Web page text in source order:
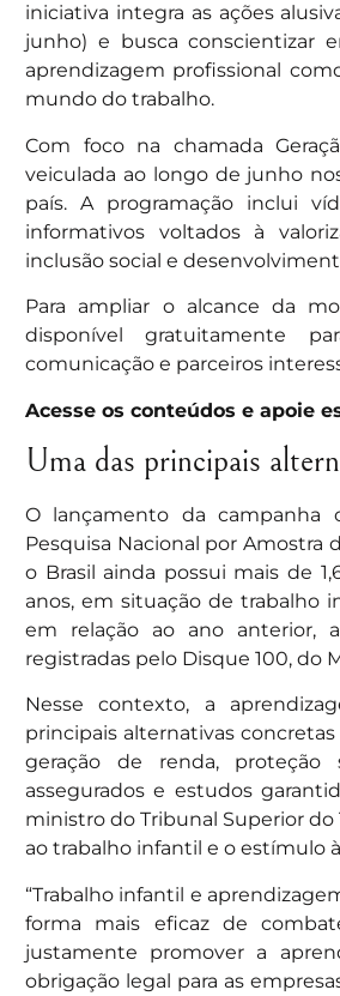
iniciativa integra as ações
junho) e busca conscientizar
aprendizagem profissional
mundo do trabalho.
Com foco na chamada
veiculada ao longo de junho
país. A programação inclui
informativos voltados à
inclusão social e
Para ampliar o alcance da
disponível gratuitamente
comunicação e parceiros
Acesse os conteúdos e apoie
Uma das principais
O lançamento da campanha
Pesquisa Nacional por Amostra
o Brasil ainda possui mais de
anos, em situação de trabalho
em relação ao ano anterior,
registradas pelo Disque 100, do
Nesse contexto, a
principais alternativas
geração de renda, proteção
assegurados e estudos
ministro do Tribunal Superior do
ao trabalho infantil e o estímulo
“Trabalho infantil e
forma mais eficaz de
justamente promover a
obrigação legal para as